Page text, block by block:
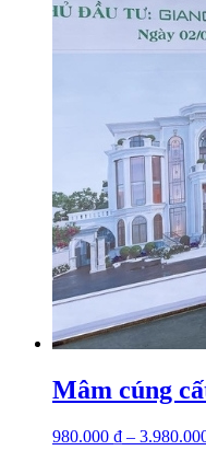
Mâm cúng
980.000 ₫ –